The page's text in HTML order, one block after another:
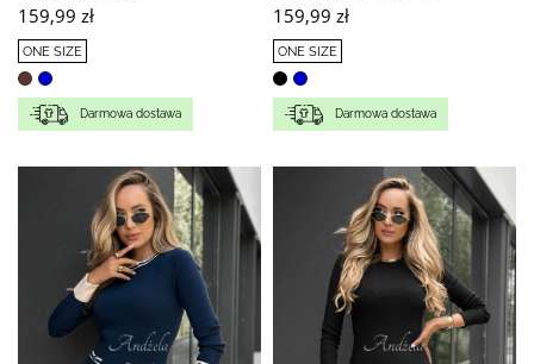
159,99 zł
ONE SIZE
Darmowa dostawa
159,99 zł
ONE SIZE
Darmowa dostawa